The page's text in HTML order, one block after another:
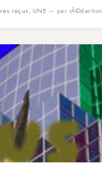
reçus, UNE — par rÃ©daction